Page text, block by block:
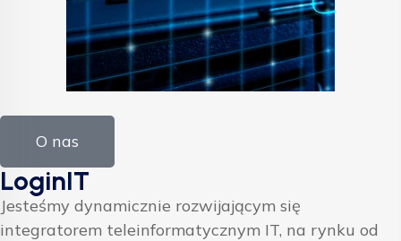
O nas
LoginIT
Jesteśmy dynamicznie rozwijającym się
integratorem teleinformatycznym IT, na rynku od